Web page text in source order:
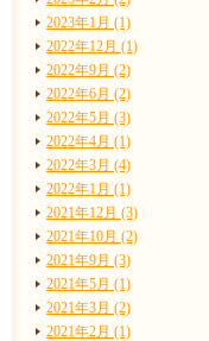
2023年1月 (1)
2022年12月 (1)
2022年9月 (2)
2022年6月 (2)
2022年5月 (3)
2022年4月 (1)
2022年3月 (4)
2022年1月 (1)
2021年12月 (3)
2021年10月 (2)
2021年9月 (3)
2021年5月 (1)
2021年3月 (2)
2021年2月 (1)